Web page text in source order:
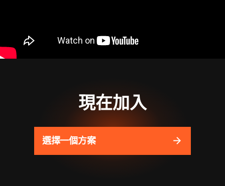
現在加入
選擇一個方案